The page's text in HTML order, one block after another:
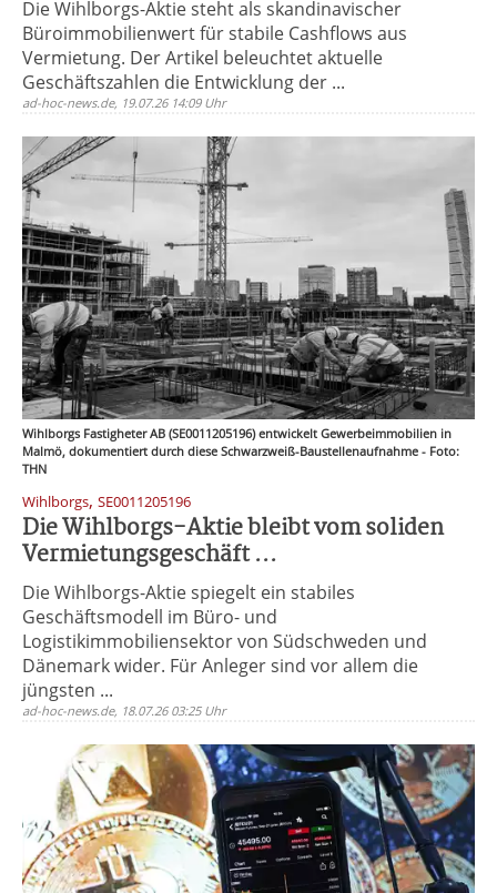
Die Wihlborgs-Aktie steht als skandinavischer
Büroimmobilienwert für stabile Cashflows aus
Vermietung. Der Artikel beleuchtet aktuelle
Geschäftszahlen die Entwicklung der ...
ad-hoc-news.de, 19.07.26 14:09 Uhr
Wihlborgs Fastigheter AB (SE0011205196) entwickelt Gewerbeimmobilien in
Malmö, dokumentiert durch diese Schwarzweiß-Baustellenaufnahme - Foto:
THN
Wihlborgs, SE0011205196
Die Wihlborgs-Aktie bleibt vom soliden
Vermietungsgeschäft ...
Die Wihlborgs-Aktie spiegelt ein stabiles
Geschäftsmodell im Büro- und
Logistikimmobiliensektor von Südschweden und
Dänemark wider. Für Anleger sind vor allem die
jüngsten ...
ad-hoc-news.de, 18.07.26 03:25 Uhr